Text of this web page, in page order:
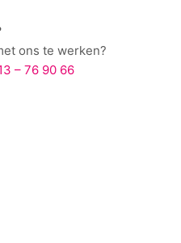
ons te werken?
– 76 90 66